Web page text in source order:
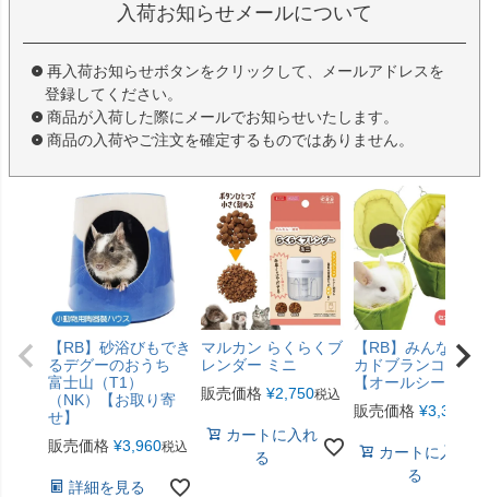
入荷お知らせメールについて
再入荷お知らせボタンをクリックして、メールアドレスを
登録してください。
商品が入荷した際にメールでお知らせいたします。
商品の入荷やご注文を確定するものではありません。
【RB】砂浴びもでき
るデグーのおうち
富士山（T1）
（NK）【お取り寄
せ】
販売価格 ¥3,960税込
詳細を見る
マルカン らくらくブ
レンダー ミニ
販売価格 ¥2,750税込
カートに入れ
る
【RB】みんなのア
カドブランコ（F2
【オールシーズン
販売価格 ¥3,300
カートに入れ
る